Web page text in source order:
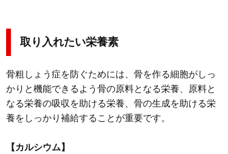
取り入れたい栄養素
骨粗しょう症を防ぐためには、骨を作る細胞がしっ
かりと機能できるよう骨の原料となる栄養、原料と
なる栄養の吸収を助ける栄養、骨の生成を助ける栄
養をしっかり補給することが重要です。
【カルシウム】